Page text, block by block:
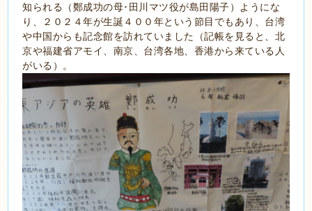
知られる（鄭成功の母･田川マツ役が島田陽子）ようにな
り、２０２４年が生誕４００年という節目でもあり、台湾
や中国からも記念館を訪れていました（記帳を見ると、北
京や福建省アモイ、南京、台湾各地、香港から来ている人
がいる）。